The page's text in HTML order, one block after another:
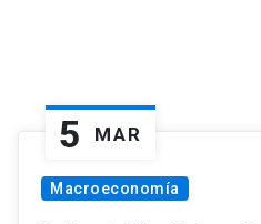
5 MAR
Macroeconomía